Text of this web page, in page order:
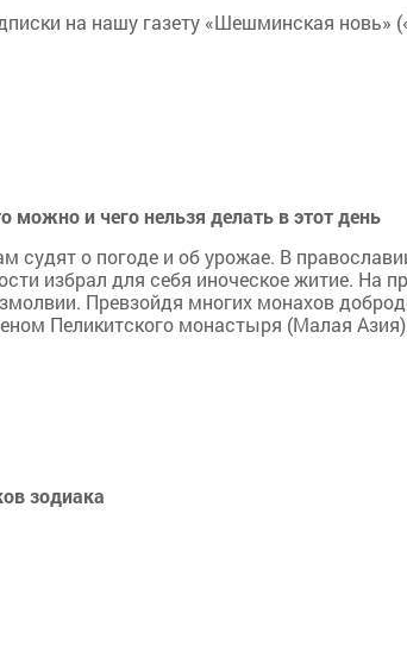
на нашу газету «Шешминская новь»
и чего нельзя делать в этот день
судят о погоде и об урожае. В
избрал для себя иноческое житие. На
Превзойдя многих монахов
Пеликитского монастыря (Малая
зодиака